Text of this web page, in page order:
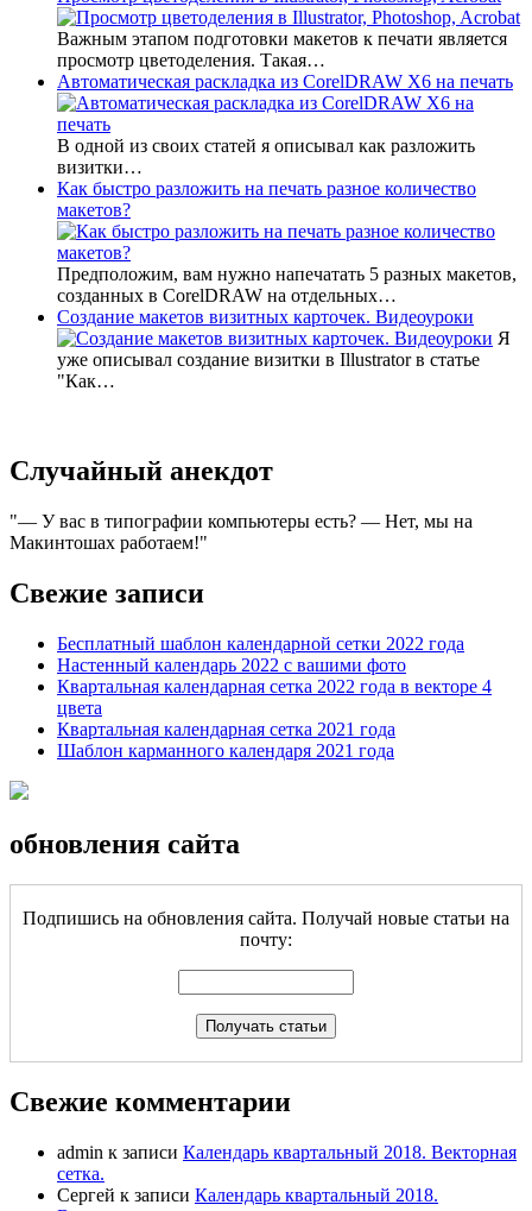
Важным этапом подготовки макетов к печати является
просмотр цветоделения. Такая…
Автоматическая раскладка из CorelDRAW X6 на печать
В одной из своих статей я описывал как разложить
визитки…
Как быстро разложить на печать разное количество
макетов?
Предположим, вам нужно напечатать 5 разных макетов,
созданных в CorelDRAW на отдельных…
Создание макетов визитных карточек. Видеоуроки
Я
уже описывал создание визитки в Illustrator в статье
"Как…
Случайный анекдот
— У вас в типографии компьютеры есть? — Нет, мы на
Макинтошах работаем!
Свежие записи
Бесплатный шаблон календарной сетки 2022 года
Настенный календарь 2022 с вашими фото
Квартальная календарная сетка 2022 года в векторе 4
цвета
Квартальная календарная сетка 2021 года
Шаблон карманного календаря 2021 года
обновления сайта
Подпишись на обновления сайта. Получай новые статьи на
почту:
Свежие комментарии
admin к записи Календарь квартальный 2018. Векторная
сетка.
Сергей к записи Календарь квартальный 2018.